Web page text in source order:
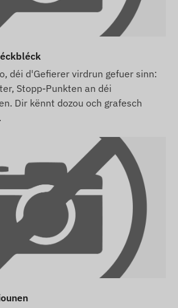
déi d'Gefierer virdrun gefuer sinn:
Stopp-Punkten an déi
Dir kënnt dozou och grafesch